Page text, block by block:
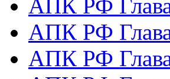
АПК РФ
АПК РФ
АПК РФ